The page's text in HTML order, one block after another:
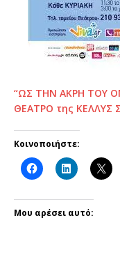
“ΩΣ ΤΗΝ ΑΚΡΗ ΤΟΥ
ΘΕΑΤΡΟ της ΚΕΛΛΥΣ
Κοινοποιήστε:
Μου αρέσει αυτό: